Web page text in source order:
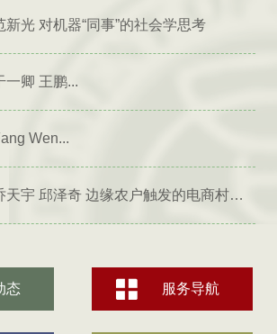
新光 对机器“同事”的社会学思考
一卿 王鹏...
Wen...
乔天宇 邱泽奇 边缘农户触发的电商村形成
态 服务导航